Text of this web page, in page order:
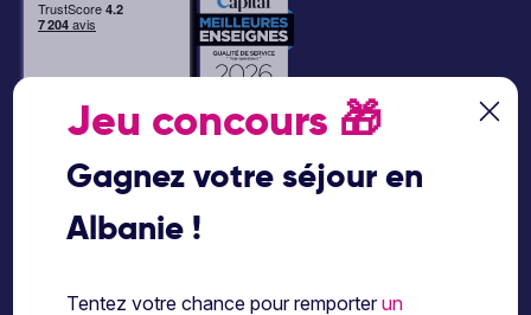
Jeu concours 🎁
Gagnez votre séjour en
Albanie !
Tentez votre chance pour remporterun